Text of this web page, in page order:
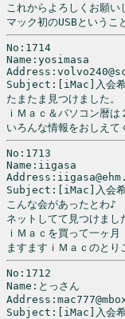
これからよろしくお願い
No:1714
Name:yosimasa
Subject:[iMac]入会
たまたま見つけました。
ｉＭａｃ＆パソコン暦は
No:1713
Name:iigasa
Subject:[iMac]入会
こんな会があったとわ♪
ネットしてて見つけまし
ｉＭａｃを買って一ヶ月
ますますｉＭａｃのとり
No:1712
Name:とっさん
Subject:[iMac]入会